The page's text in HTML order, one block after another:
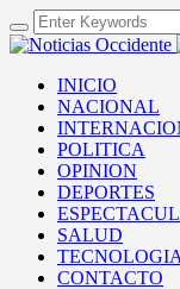
INICIO
NACIONAL
POLITICA
OPINION
DEPORTES
SALUD
TECNOLOGIA
CONTACTO